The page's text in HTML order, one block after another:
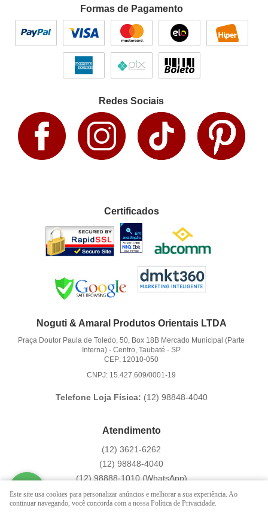
Formas de Pagamento
Redes Sociais
Certificados
Noguti & Amaral Produtos Orientais LTDA
Praça Doutor Paula de Toledo, 50, Box 18B Mercado Municipal (Parte
Interna) -Centro, Taubaté -SP
CEP: 12010-050
CNPJ: 15.427.609/0001-19
Telefone Loja Física: (12) 98848-4040
Atendimento
(12) 3621-6262
(12) 98848-4040
(12)98888-1010(WhatsApp)
Segunda a Sexta das 9:00h às 16:00h
contato@hachi8.com.br
Este site usa cookies para personalizar anúncios e melhorar a sua experiência. Ao
continuar navegando, você concorda com a nossa Política de Privacidade.